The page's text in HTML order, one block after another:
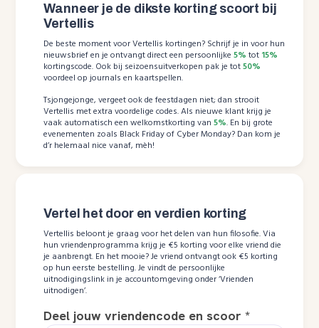
Wanneer je de dikste korting scoort bij
Vertellis
De beste moment voor Vertellis kortingen? Schrijf je in voor hun
nieuwsbrief en je ontvangt direct een persoonlijke5% tot 15%
kortingscode. Ook bij seizoensuitverkopen pak je tot50%
voordeel op journals en kaartspellen.
Tsjongejonge, vergeet ook de feestdagen niet; dan strooit
Vertellis met extra voordelige codes. Als nieuwe klant krijg je
vaak automatisch een welkomstkorting van5%. En bij grote
evenementen zoals Black Friday of Cyber Monday? Dan kom je
d’r helemaal nice vanaf, mèh!
Vertel het door en verdien korting
Vertellis beloont je graag voor het delen van hun filosofie. Via
hun vriendenprogramma krijg je €5 korting voor elke vriend die
je aanbrengt. En het mooie? Je vriend ontvangt ook €5 korting
op hun eerste bestelling. Je vindt de persoonlijke
uitnodigingslink in je accountomgeving onder ‘Vrienden
uitnodigen’.
Deel jouw vriendencode en scoor*